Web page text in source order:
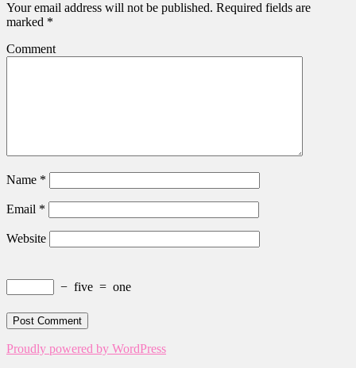
Your email address will not be published. Required fields are
marked *
Comment
Name *
Email *
Website
− five = one
Proudly powered by WordPress